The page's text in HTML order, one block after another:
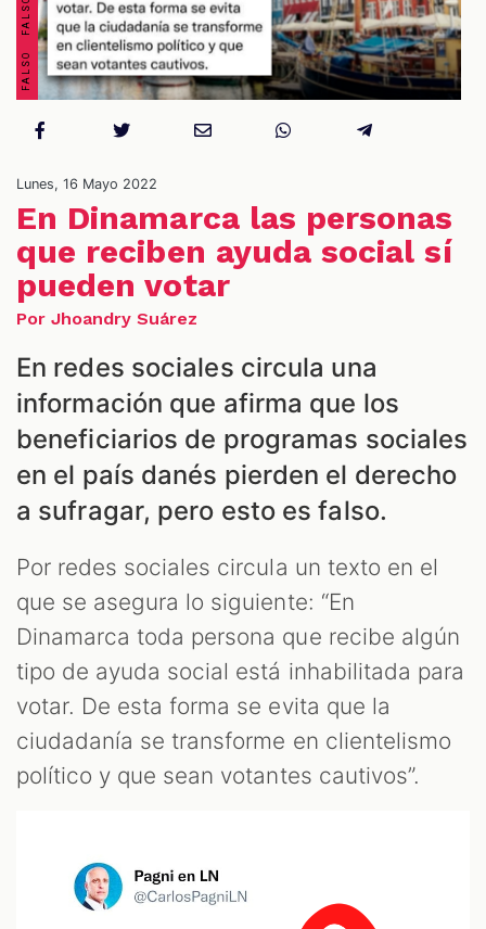
Lunes, 16 Mayo 2022
En Dinamarca las personas
que reciben ayuda social sí
pueden votar
Por Jhoandry Suárez
En redes sociales circula una
información que afirma que los
beneficiarios de programas sociales
en el país danés pierden el derecho
a sufragar, pero esto es falso.
Por redes sociales circula un texto en el
que se asegura lo siguiente: “En
Dinamarca toda persona que recibe algún
tipo de ayuda social está inhabilitada para
votar. De esta forma se evita que la
ciudadanía se transforme en clientelismo
político y que sean votantes cautivos”.